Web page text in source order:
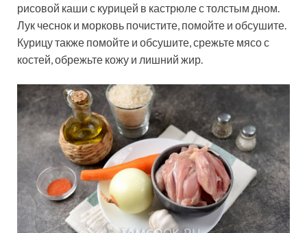
рисовой каши с курицей в кастрюле с толстым дном.
Лук чеснок и морковь почистите, помойте и обсушите.
Курицу также помойте и обсушите, срежьте мясо с
костей, обрежьте кожу и лишний жир.